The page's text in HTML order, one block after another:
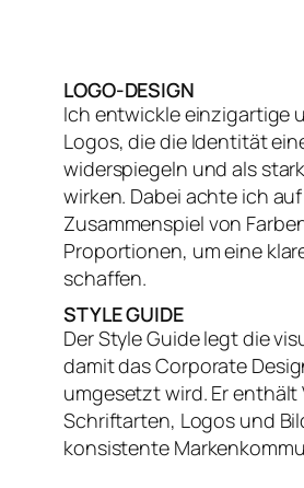
LOGO-DESIGN
Ich entwickle einzigartige
Logos, die die Identität
widerspiegeln und als
wirken. Dabei achte ich
Zusammenspiel von
Proportionen, um eine
schaffen.
STYLE GUIDE
Der Style Guide legt die
damit das Corporate
umgesetzt wird. Er enthält
Schriftarten, Logos und
konsistente